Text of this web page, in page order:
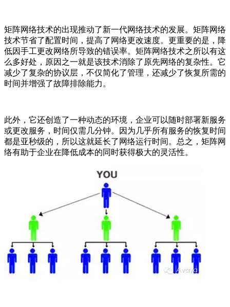
矩阵网络技术的出现推动了新一代网络技术的发展。矩阵网络
技术节省了配置时间，提高了网络更改速度。更重要的是，降
低因手工更改网络所导致的错误率。矩阵网络技术之所以有这
么多好处，原因之一就是该技术消除了原先网络的复杂性。它
减少了复杂的协议层，不仅简化了管理，还减少了恢复所需的
时间并增强了故障排除能力。
此外，它还创造了一种动态的环境，企业可以随时部署新服务
或更改服务，时间仅需几分钟。因为几乎所有服务的恢复时间
都是亚秒级的，所以这就延长了网络运行时间。总之，矩阵网
络有助于企业在降低成本的同时获得极大的灵活性。